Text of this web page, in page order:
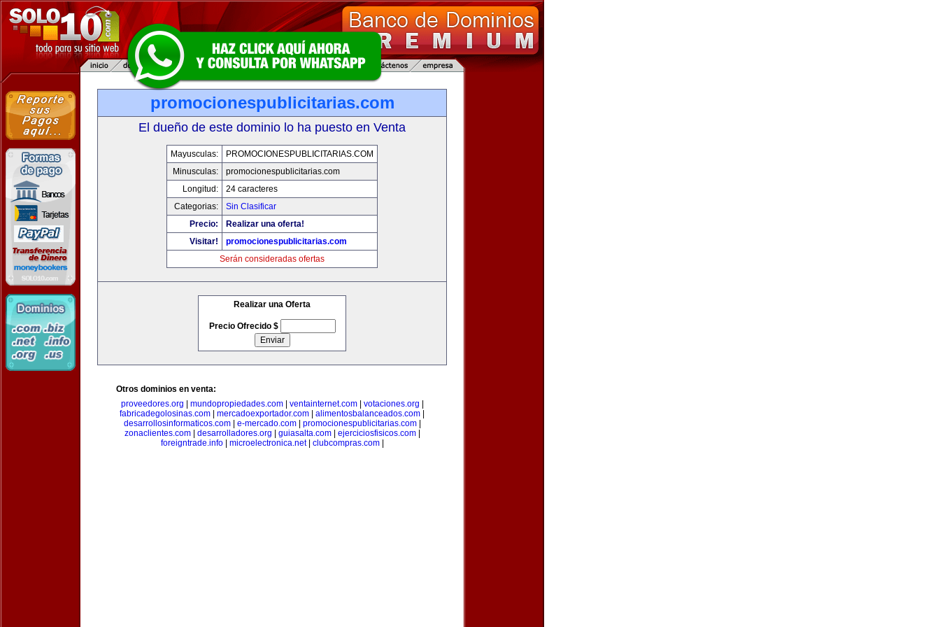
promocionespublicitarias.com
El dueño de este dominio lo ha puesto en Venta
Mayusculas:
PROMOCIONESPUBLICITARIAS.COM
Minusculas:
promocionespublicitarias.com
Longitud:
24 caracteres
Categorias:
Sin Clasificar
Precio:
Realizar una oferta!
Visitar!
promocionespublicitarias.com
Serán consideradas ofertas
Realizar una Oferta
Precio Ofrecido $
Otros dominios en venta:
proveedores.org
mundopropiedades.com| ventainternet.com| votaciones.org
fabricadegolosinas.com
mercadoexportador.com alimentosbalanceados.com
desarrollosinformaticos.com| e-mercado.com| promocionespublicitarias.com|
zonaclientes.com| desarrolladores.org guiasalta.com| ejerciciosfisicos.com|
foreigntrade.info| microelectronica.net| clubcompras.com|